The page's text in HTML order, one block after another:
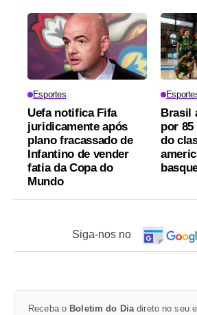
Esportes
Uefa notifica Fifa
juridicamente após
plano fracassado de
Infantino de vender
fatia da Copa do
Mundo
Brasil
por 85
do
Siga-nos no
Receba o Boletim do Diadireto no seu